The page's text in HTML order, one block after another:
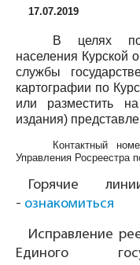
17.07.2019
В целях
населения Курской
службы
картографии по
или разместить
издания)
Контактный
Управления Росреестра
Горячие
- ознакомиться
Исправление
Единого